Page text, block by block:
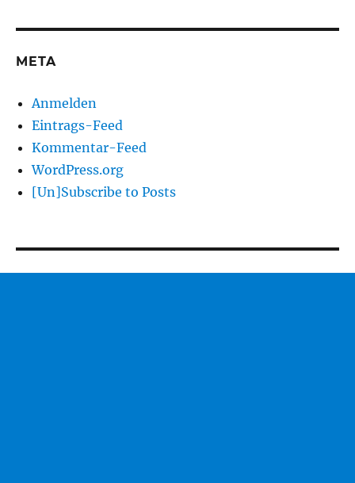
META
Anmelden
Eintrags-Feed
Kommentar-Feed
WordPress.org
[Un]Subscribe to Posts